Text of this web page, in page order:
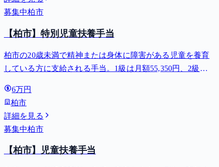
募集中柏市
【柏市】特別児童扶養手当
柏市の20歳未満で精神または身体に障害がある児童を養育
している方に支給される手当。1級は月額55,350円、2級は
6万円
柏市
詳細を見る
募集中柏市
【柏市】児童扶養手当